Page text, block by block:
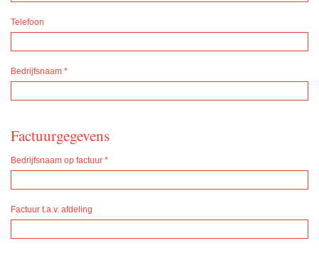
Telefoon
Bedrijfsnaam *
Factuurgegevens
Bedrijfsnaam op factuur *
Factuur t.a.v. afdeling